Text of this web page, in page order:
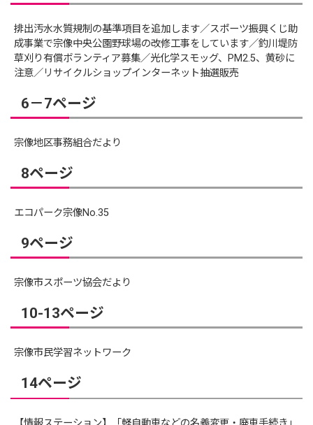
排出汚水水質規制の基準項目を追加します／スポーツ振興くじ助
成事業で宗像中央公園野球場の改修工事をしています／釣川堤防
草刈り有償ボランティア募集／光化学スモッグ、PM2.5、黄砂に
注意／リサイクルショップインターネット抽選販売
6－7ページ
宗像地区事務組合だより
8ページ
エコパーク宗像No.35
9ページ
宗像市スポーツ協会だより
10-13ページ
宗像市民学習ネットワーク
14ページ